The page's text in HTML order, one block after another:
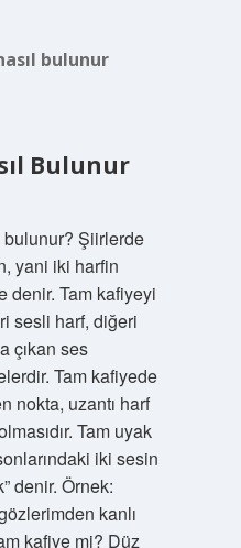
bulunur
Bulunur
bulunur? Şiirlerde
yani iki harfin
denir. Tam kafiyeyi
sesli harf, diğeri
çıkan ses
Tam kafiyede
nokta, uzantı harf
Tam uyak
iki sesin
denir. Örnek:
kanlı
kafiye mi? Düz